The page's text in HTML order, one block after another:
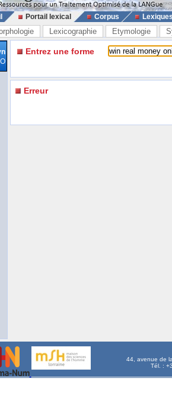
Portail lexical Corpus
Lexicographie Etymologie
Entrez une forme
Erreur
44, avenue de
Tél. :